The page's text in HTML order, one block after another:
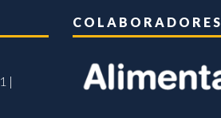
|
COLABORADORES